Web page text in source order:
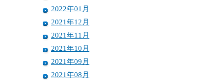
2022年01月
2021年12月
2021年11月
2021年10月
2021年09月
2021年08月